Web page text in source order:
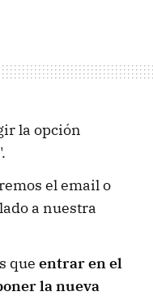
la opción
el email o
a nuestra
que entrar en el
la nueva